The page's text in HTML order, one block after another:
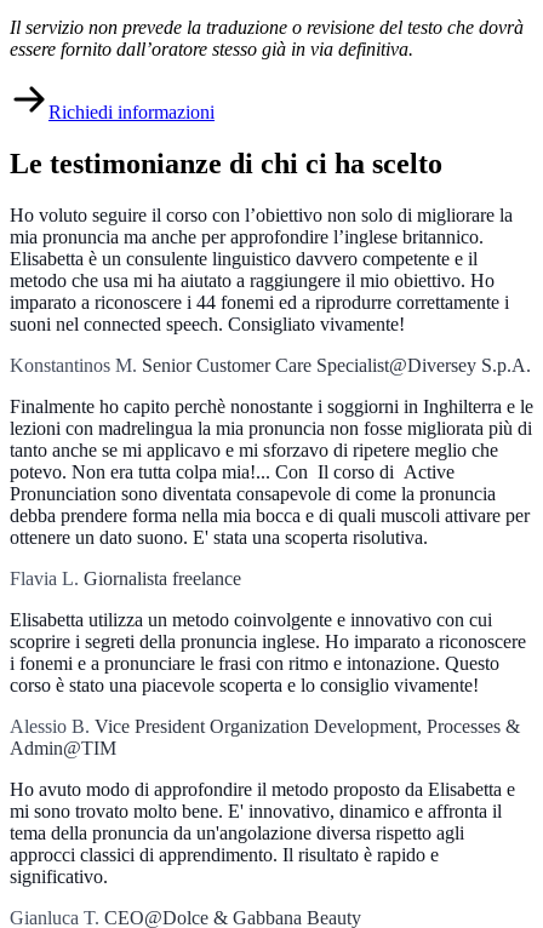
Il servizio non prevede la traduzione o revisione del testo che dovrà
essere fornito dall’oratore stesso già in via definitiva.
Richiedi informazioni
Le testimonianze di chi ci ha scelto
Ho voluto seguire il corso con l’obiettivo non solo di migliorare la
mia pronuncia ma anche per approfondire l’inglese britannico.
Elisabetta è un consulente linguistico davvero competente e il
metodo che usa mi ha aiutato a raggiungere il mio obiettivo. Ho
imparato a riconoscere i 44 fonemi ed a riprodurre correttamente i
suoni nel connected speech. Consigliato vivamente!
Konstantinos M. Senior Customer Care Specialist@Diversey S.p.A.
Finalmente ho capito perchè nonostante i soggiorni in Inghilterra e le
lezioni con madrelingua la mia pronuncia non fosse migliorata più di
tanto anche se mi applicavo e mi sforzavo di ripetere meglio che
potevo. Non era tutta colpa mia!... Con Il corso di Active
Pronunciation sono diventata consapevole di come la pronuncia
debba prendere forma nella mia bocca e di quali muscoli attivare per
ottenere un dato suono. E' stata una scoperta risolutiva.
Flavia L. Giornalista freelance
Elisabetta utilizza un metodo coinvolgente e innovativo con cui
scoprire i segreti della pronuncia inglese. Ho imparato a riconoscere
i fonemi e a pronunciare le frasi con ritmo e intonazione. Questo
corso è stato una piacevole scoperta e lo consiglio vivamente!
Alessio B. Vice President Organization Development, Processes &
Admin@TIM
Ho avuto modo di approfondire il metodo proposto da Elisabetta e
mi sono trovato molto bene. E' innovativo, dinamico e affronta il
tema della pronuncia da un'angolazione diversa rispetto agli
approcci classici di apprendimento. Il risultato è rapido e
significativo.
Gianluca T. CEO@Dolce & Gabbana Beauty